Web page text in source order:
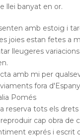
llei banyat en or.
amb estoig i
joies estan fetes a
lleugeres
amb mi per
fora
Pomés
reserva tots els
cap obra de
exprés i escrit